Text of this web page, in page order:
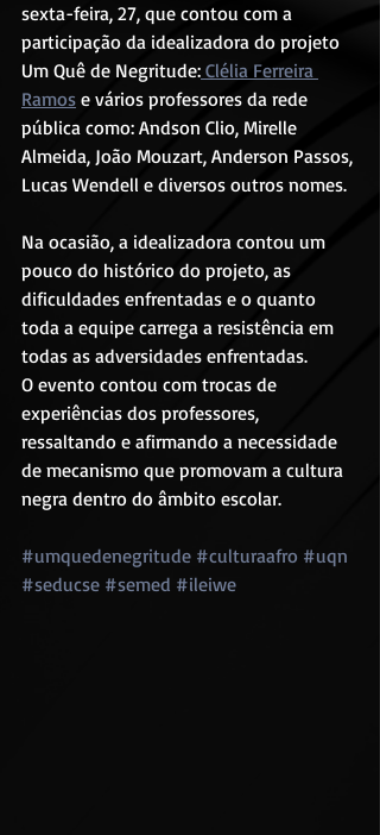
sexta-feira, 27, que contou com a
participação da idealizadora do projeto
Um Quê de Negritude: Clélia Ferreira
Ramos e vários professores da rede
pública como: Andson Clio, Mirelle
Almeida, João Mouzart, Anderson Passos,
Lucas Wendell e diversos outros nomes.
Na ocasião, a idealizadora contou um
pouco do histórico do projeto, as
dificuldades enfrentadas e o quanto
toda a equipe carrega a resistência em
todas as adversidades enfrentadas.
O evento contou com trocas de
experiências dos professores,
ressaltando e afirmando a necessidade
de mecanismo que promovam a cultura
negra dentro do âmbito escolar.
#umquedenegritude #culturaafro #uqn
#seducse #semed #ileiwe